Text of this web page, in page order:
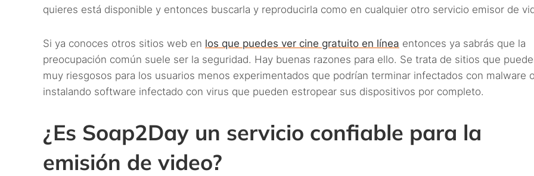
quieres está disponible y entonces buscarla y reproducirla como en cualquier otro servicio emisor de
Si ya conoces otros sitios web en los que puedes ver cine gratuito en línea entonces ya sabrás que la
preocupación común suele ser la seguridad. Hay buenas razones para ello. Se trata de sitios que
muy riesgosos para los usuarios menos experimentados que podrían terminar infectados con malware o
instalando software infectado con virus que pueden estropear sus dispositivos por completo.
¿Es Soap2Day un servicio confiable para la
emisión de video?